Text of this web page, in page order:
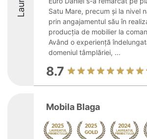
Satu Mare, precum și la nivel
prin angajamentul său în
producția de mobilier la
Având o experiență
domeniul tâmplăriei, ...
8.7
Mobila Blaga